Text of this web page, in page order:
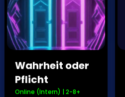
Wahrheit oder
Pflicht
Online (Intern) |2-8+